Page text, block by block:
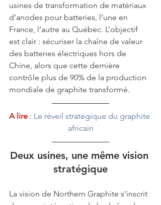
usines de transformation de matériaux
d’anodes pour batteries, l’une en
France, l’autre au Québec. L’objectif
est clair : sécuriser la chaîne de valeur
des batteries électriques hors de
Chine, alors que cette dernière
contrôle plus de 90% de la production
mondiale de graphite transformé.
A lire : Le réveil stratégique du graphite
africain
Deux usines, une même vision
stratégique
La vision de Northern Graphite s'inscrit